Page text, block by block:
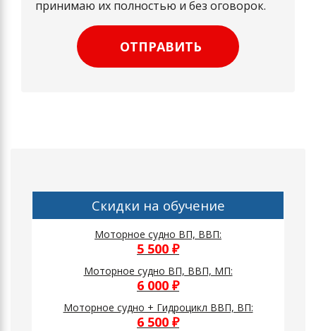
принимаю их полностью и без оговорок.
ОТПРАВИТЬ
Скидки на обучение
Моторное судно ВП, ВВП:
5 500 ₽
Моторное судно ВП, ВВП, МП:
6 000 ₽
Моторное судно + Гидроцикл ВВП, ВП:
6 500 ₽